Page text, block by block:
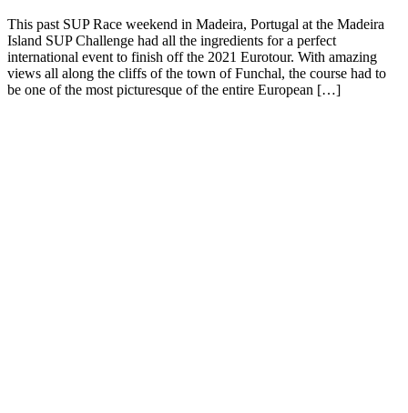
This past SUP Race weekend in Madeira, Portugal at the Madeira
Island SUP Challenge had all the ingredients for a perfect
international event to finish off the 2021 Eurotour. With amazing
views all along the cliffs of the town of Funchal, the course had to
be one of the most picturesque of the entire European […]